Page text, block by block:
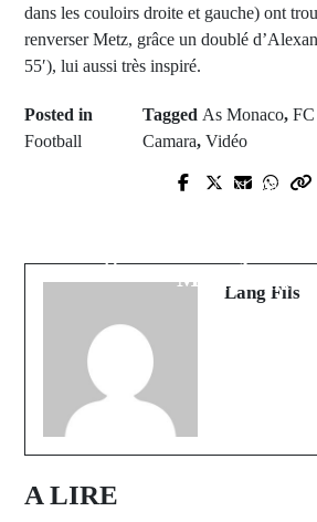
dans les couloirs droite et gauche) ont
renverser Metz, grâce un doublé
55′), lui aussi très inspiré.
Posted in
Football
Tagged As Monaco,
Camara,Vidéo
Coupe du monde de
en finale
Next Post
Manconomba
Lang Fils
A LIRE